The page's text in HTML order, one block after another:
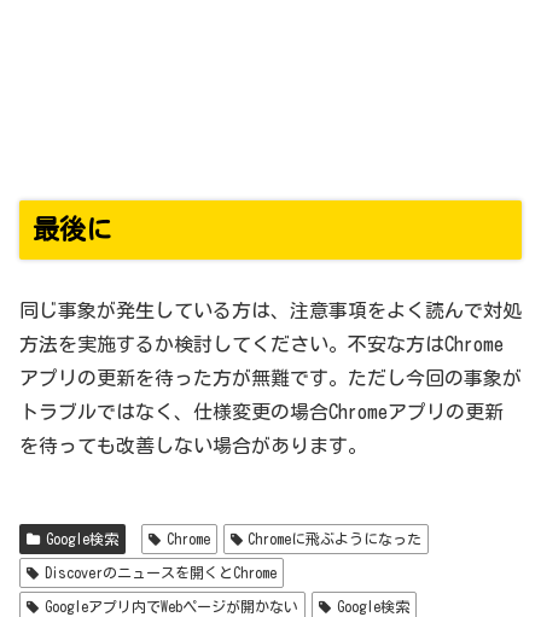
最後に
同じ事象が発生している方は、注意事項をよく読んで対処
方法を実施するか検討してください。不安な方はChrome
アプリの更新を待った方が無難です。ただし今回の事象が
トラブルではなく、仕様変更の場合Chromeアプリの更新
を待っても改善しない場合があります。
Google検索 Chrome Chromeに飛ぶようになった
Discoverのニュースを開くとChrome
Googleアプリ内でWebページが開かない Google検索